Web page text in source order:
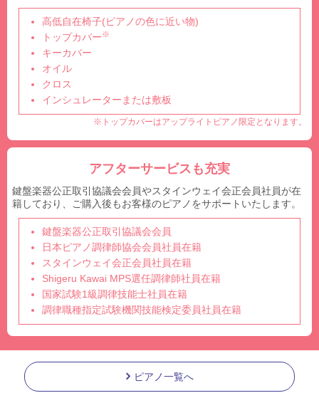
高低自在椅子(ピアノの色に近い物)
トップカバー※
キーカバー
オイル
クロス
インシュレーターまたは敷板
※トップカバーはアップライトピアノ限定となります。
アフターサービスも充実
鍵盤楽器公正取引協議会会員やスタインウェイ会正会員社員が在
籍しており、ご購入後もお客様のピアノをサポートいたします。
鍵盤楽器公正取引協議会会員
日本ピアノ調律師協会会員社員在籍
スタインウェイ会正会員社員在籍
Shigeru Kawai MPS選任調律師社員在籍
国家試験1級調律技能士社員在籍
調律職種指定試験機関技能検定委員社員在籍
ピアノ一覧へ